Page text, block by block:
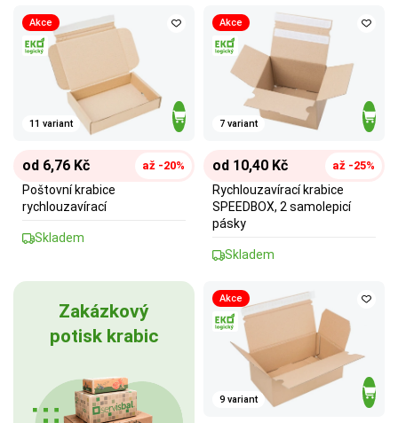
Akce
11 variant
od 6,76 Kč až -20%
Poštovní krabice
rychlouzavírací
Skladem
Akce
7 variant
od 10,40 Kč až -25%
Rychlouzavírací krabice
SPEEDBOX, 2 samolepicí
pásky
Skladem
Zakázkový
potisk krabic
Akce
9 variant